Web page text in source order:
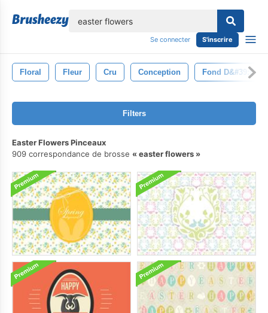
Se connecter S'inscrire
Floral Fleur Cru Conception Fond
Filters
Easter Flowers Pinceaux
909 correspondance de brosse
easter flowers